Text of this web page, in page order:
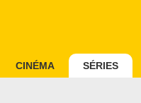
CINÉMA SÉRIES